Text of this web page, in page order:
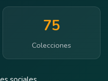
75
Colecciones